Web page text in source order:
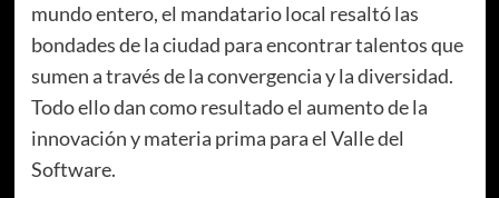
mundo entero, el mandatario local resaltó las
bondades de la ciudad para encontrar talentos que
sumen a través de la convergencia y la diversidad.
Todo ello dan como resultado el aumento de la
innovación y materia prima para el Valle del
Software.